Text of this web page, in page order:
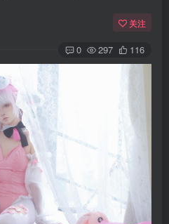
关注
0 297 116